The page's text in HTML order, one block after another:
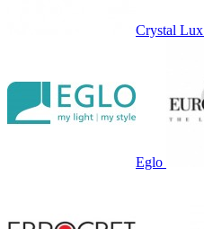
Crystal Lux
Eglo